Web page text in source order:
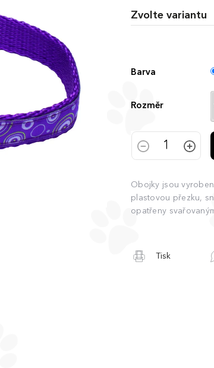
Zvolte variantu
Barva
Rozměr
Obojky jsou
plastovou přezku,
opatřeny
Tisk